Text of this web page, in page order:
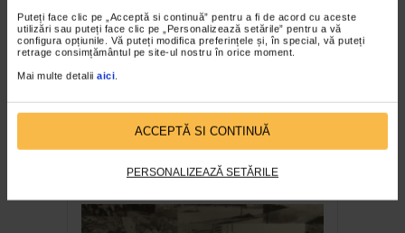
Puteți face clic pe „Acceptă si continuă” pentru a fi de acord cu aceste
utilizări sau puteți face clic pe „Personalizează setările” pentru a vă
configura opțiunile. Vă puteți modifica preferințele și, în special, vă puteți
retrage consimțământul pe site-ul nostru în orice moment.
Mai multe detalii aici.
ACCEPTĂ SI CONTINUĂ
PERSONALIZEAZĂ SETĂRILE
Voicu Dragomir – Geometrii